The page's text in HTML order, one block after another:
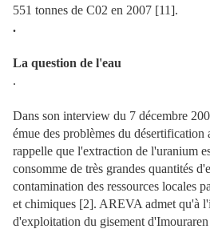
551 tonnes de C02 en 2007 [11].
.
La question de l'eau
.
Dans son interview du 7 décembre
émue des problèmes du
rappelle que l'extraction de l'uranium
consomme de très grandes quantités
contamination des ressources locales
et chimiques [2]. AREVA admet qu'à
d'exploitation du gisement